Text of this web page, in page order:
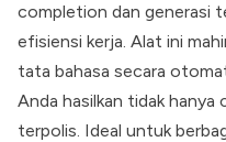
completion dan generasi
efisiensi kerja. Alat ini
tata bahasa secara
Anda hasilkan tidak
terpolis. Ideal untuk